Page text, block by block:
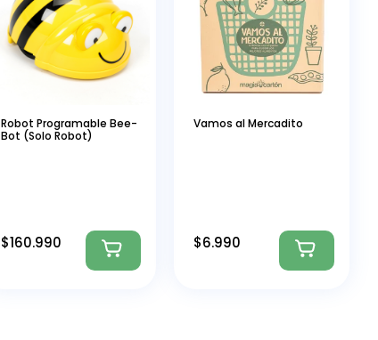
Robot Programable Bee-
Bot (Solo Robot)
$160.990
Vamos al Mercadito
$6.990